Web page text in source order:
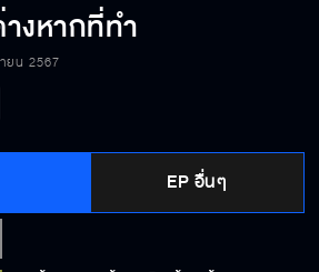
งหากที่ทำ
ยน 2567
EP อื่นๆ